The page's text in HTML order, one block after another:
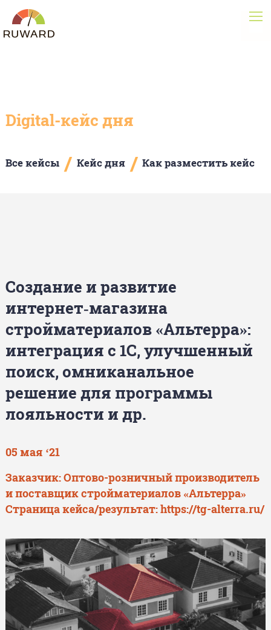
Digital-кейс дня
Все кейсы / Кейс дня / Как разместить кейс
Создание и развитие
интернет‑магазина
стройматериалов «Альтерра»:
интеграция с 1С, улучшенный
поиск, омниканальное
решение для программы
лояльности и др.
05 мая ‘21
Заказчик: Оптово-розничный производитель
и поставщик стройматериалов «Альтерра»
Страница кейса/результат:https://tg-alterra.ru/